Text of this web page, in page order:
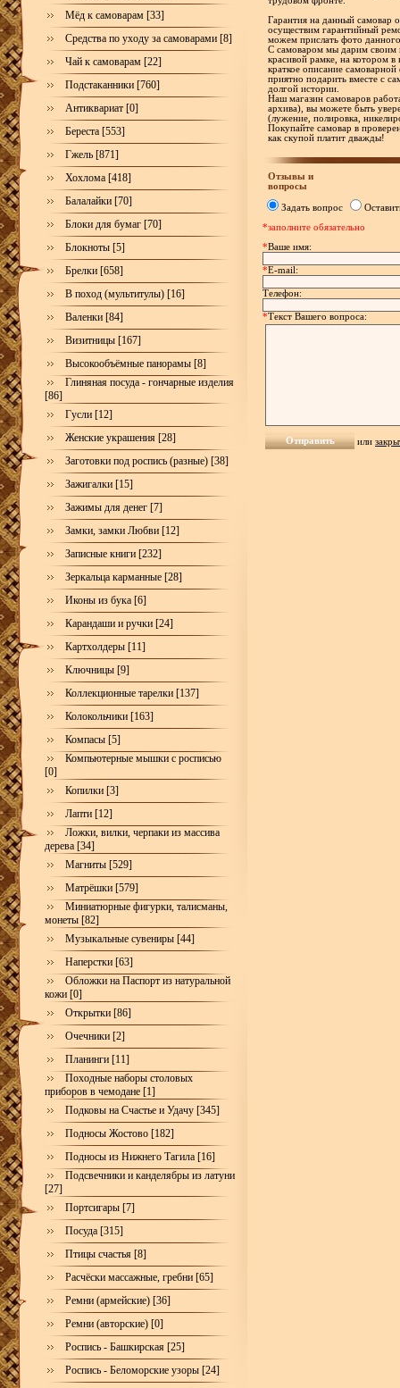
Мёд к самоварам [33]
Средства по уходу за самоварами [8]
Чай к самоварам [22]
Подстаканники [760]
Антиквариат [0]
Береста [553]
Гжель [871]
Хохлома [418]
Балалайки [70]
Блоки для бумаг [70]
Блокноты [5]
Брелки [658]
В поход (мультитулы) [16]
Валенки [84]
Визитницы [167]
Высокообъёмные панорамы [8]
Глиняная посуда - гончарные изделия
[86]
Гусли [12]
Женские украшения [28]
Заготовки под роспись (разные) [38]
Зажигалки [15]
Зажимы для денег [7]
Замки, замки Любви [12]
Записные книги [232]
Зеркальца карманные [28]
Иконы из бука [6]
Карандаши и ручки [24]
Картхолдеры [11]
Ключницы [9]
Коллекционные тарелки [137]
Колокольчики [163]
Компасы [5]
Компьютерные мышки с росписью
[0]
Копилки [3]
Лапти [12]
Ложки, вилки, черпаки из массива
дерева [34]
Магниты [529]
Матрёшки [579]
Миниатюрные фигурки, талисманы,
монеты [82]
Музыкальные сувениры [44]
Наперстки [63]
Обложки на Паспорт из натуральной
кожи [0]
Открытки [86]
Очечники [2]
Планинги [11]
Походные наборы столовых
приборов в чемодане [1]
Подковы на Счастье и Удачу [345]
Подносы Жостово [182]
Подносы из Нижнего Тагила [16]
Подсвечники и канделябры из латуни
[27]
Портсигары [7]
Посуда [315]
Птицы счастья [8]
Расчёски массажные, гребни [65]
Ремни (армейские) [36]
Ремни (авторские) [0]
Роспись - Башкирская [25]
Роспись - Беломорские узоры [24]
Гарантия на данный самовар
осуществим гарантийный
можем прислать фото
С самоваром мы дарим своим
красивой рамке, на котором
краткое описание
приятно подарить вместе с
долгой истории.
Наш магазин самоваров
архива), вы можете быть
(лужение, полировка,
Покупайте самовар в
как скупой платит дважды!
Отзывы и
вопросы
Задать вопрос
*заполните обязательно
*Ваше имя:
*E-mail:
Телефон:
*Текст Вашего вопроса:
или